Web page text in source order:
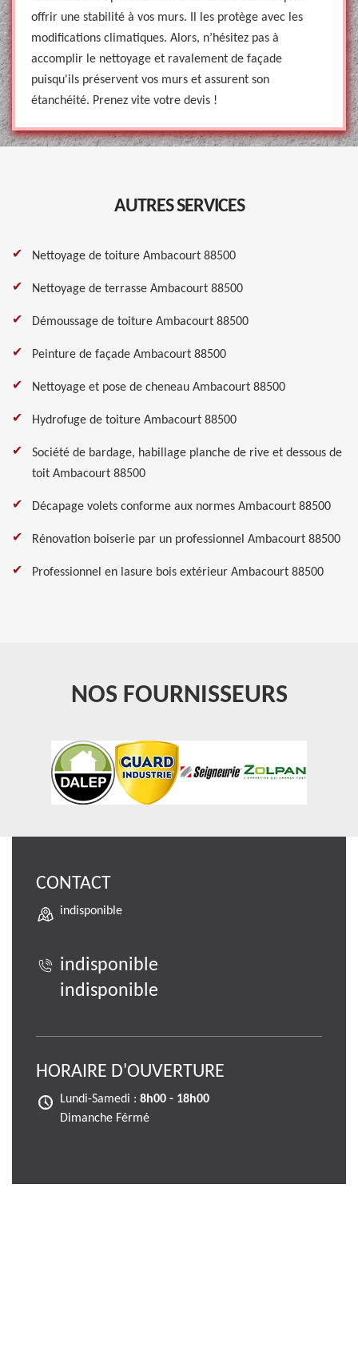
offrir une stabilité à vos murs. Il les protège avec les
modifications climatiques. Alors, n’hésitez pas à
accomplir le nettoyage et ravalement de façade
puisqu'ils préservent vos murs et assurent son
étanchéité. Prenez vite votre devis !
AUTRES SERVICES
Nettoyage de toiture Ambacourt 88500
Nettoyage de terrasse Ambacourt 88500
Démoussage de toiture Ambacourt 88500
Peinture de façade Ambacourt 88500
Nettoyage et pose de cheneau Ambacourt 88500
Hydrofuge de toiture Ambacourt 88500
Société de bardage, habillage planche de rive et dessous de
toit Ambacourt 88500
Décapage volets conforme aux normes Ambacourt 88500
Rénovation boiserie par un professionnel Ambacourt 88500
Professionnel en lasure bois extérieur Ambacourt 88500
NOS FOURNISSEURS
CONTACT
indisponible
indisponible
indisponible
HORAIRE D'OUVERTURE
Lundi-Samedi : 8h00 - 18h00
Dimanche Férmé